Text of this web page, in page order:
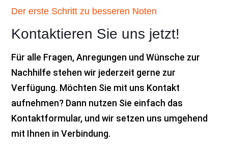
Der erste Schritt zu besseren Noten
Kontaktieren Sie uns jetzt!
Für alle Fragen, Anregungen und Wünsche zur
Nachhilfe stehen wir jederzeit gerne zur
Verfügung. Möchten Sie mit uns Kontakt
aufnehmen? Dann nutzen Sie einfach das
Kontaktformular, und wir setzen uns umgehend
mit Ihnen in Verbindung.